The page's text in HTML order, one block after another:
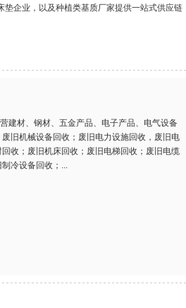
垫企业，以及种植类基质厂家提供一站式供应链
建材、钢材、五金产品、电子产品、电气设备
旧机械设备回收；废旧电力设施回收，废旧电
收；废旧机床回收；废旧电梯回收；废旧电缆
冷设备回收；...